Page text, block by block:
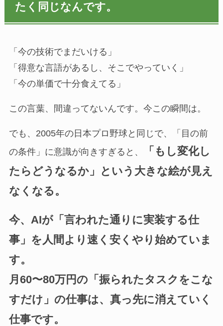
たく同じなんです。
「今の技術でまだいける」
「得意な言語があるし、そこでやっていく」
「今の単価で十分食えてる」
この言葉、間違ってないんです。今この瞬間は。
でも、2005年の日本プロ野球と同じで、「目の前
の条件」に意識が向きすぎると、
「もし変化し
たらどうなるか」という大きな絵が見え
なくなる。
今、AIが「言われた通りに実装する仕
事」を人間より速く安くやり始めていま
す。
月60〜80万円の「振られたタスクをこな
すだけ」の仕事は、真っ先に消えていく
仕事です。